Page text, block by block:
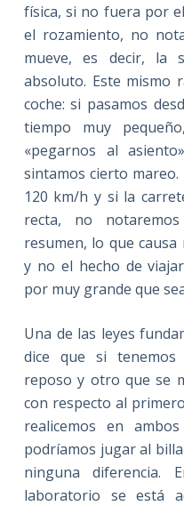
física, si no fuera por
el rozamiento, no
mueve, es decir, la
absoluto. Este mismo
coche: si pasamos
tiempo muy
«pegarnos al
sintamos cierto mareo.
120 km/h y si la
recta, no
resumen, lo que
y no el hecho de
por muy grande que
Una de las leyes
dice que si
reposo y otro que se
con respecto al
realicemos en
podríamos jugar al
ninguna diferencia.
laboratorio se está